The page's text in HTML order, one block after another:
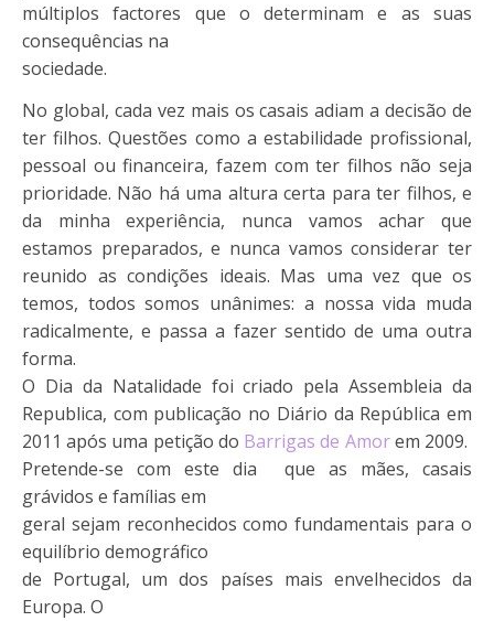
múltiplos factores que o determinam e as suas
consequências na
sociedade.
No global, cada vez mais os casais adiam a decisão de
ter filhos. Questões como a estabilidade profissional,
pessoal ou financeira, fazem com ter filhos não seja
prioridade. Não há uma altura certa para ter filhos, e
da minha experiência, nunca vamos achar que
estamos preparados, e nunca vamos considerar ter
reunido as condições ideais. Mas uma vez que os
temos, todos somos unânimes: a nossa vida muda
radicalmente, e passa a fazer sentido de uma outra
forma.
O Dia da Natalidade foi criado pela Assembleia da
Republica, com publicação no Diário da República em
2011 após uma petição do Barrigas de Amor em 2009.
Pretende-se com este dia que as mães, casais
grávidos e famílias em
geral sejam reconhecidos como fundamentais para o
equilíbrio demográfico
de Portugal, um dos países mais envelhecidos da
Europa. O